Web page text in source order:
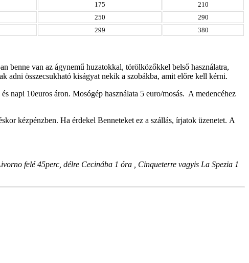
175
210
250
290
299 380
benne van az ágynemű huzatokkal, törölközőkkel belső használatra,
adni összecsukható kiságyat nekik a szobákba, amit előre kell kérni.
napi 10euros áron. Mosógép használata 5 euro/mosás. A medencéhez
kézpénzben. Ha érdekel Benneteket ez a szállás, írjatok üzenetet. A
felé 45perc, délre Cecinába 1 óra , Cinqueterre vagyis La Spezia 1